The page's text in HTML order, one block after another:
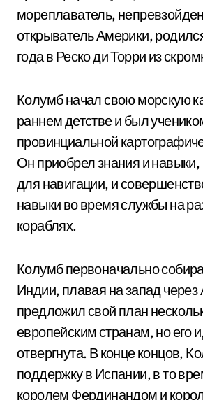
мореплаватель,
открыватель Америки,
года в Реско ди Торри из
Колумб начал свою морскую
раннем детстве и был
провинциальной
Он приобрел знания и
для навигации, и
навыки во время службы на
кораблях.
Колумб первоначально
Индии, плавая на запад через
предложил свой план
европейским странам, но его
отвергнута. В конце концов,
поддержку в Испании, в то
королем Фердинандом и